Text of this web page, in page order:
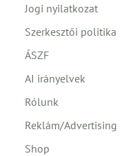
Jogi nyilatkozat
Szerkesztői politika
ÁSZF
AI irányelvek
Rólunk
Reklám/Advertising
Shop